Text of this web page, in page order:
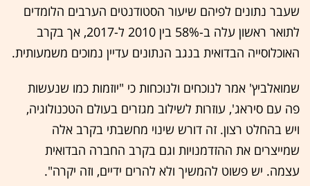
שעבר נתונים לפיהם שיעור הסטודנטים הערבים הלומדים
לתואר ראשון עלה ב-58% בין 2010 ל-2017, אך בקרב
האוכלוסייה הבדואית בנגב הנתונים עדיין נמוכים משמעותית.
שמואלביץ' אמר לנוכחים ולנוכחות כי "יוזמות כמו שנעשות
פה עם סיראג', עוזרות לשילוב מגזרים בעולם הטכנולוגיה,
ויש בהחלט רצון. זה דורש שינוי מחשבתי בקרב אלה
שמייצרים את ההזדמנויות וגם בקרב החברה הבדואית
עצמה. יש פשוט להמשיך ולא להרים ידיים, וזה יקרה".